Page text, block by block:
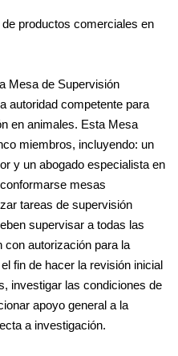
productos comerciales en
Mesa de Supervisión
autoridad competente para
en animales. Esta Mesa
miembros, incluyendo: un
y un abogado especialista en
mesas
tareas de supervisión
supervisar a todas las
con autorización para la
fin de hacer la revisión inicial
investigar las condiciones de
apoyo general a la
a investigación.